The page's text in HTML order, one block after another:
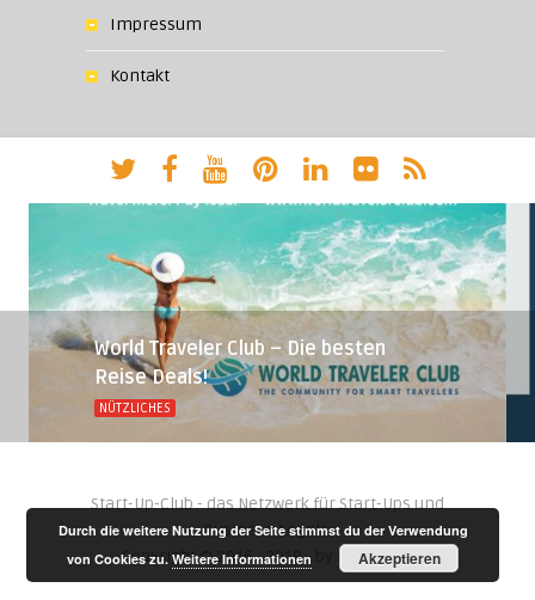
Impressum
Kontakt
World Traveler Club – Die besten
Reise Deals!
NÜTZLICHES
Start-Up-Club - das Netzwerk für Start-Ups und
Business Angels.
Copyright © 2016 - 2019 - by
Negara AG
Durch die weitere Nutzung der Seite stimmst du der Verwendung
von Cookies zu.Weitere Informationen Akzeptieren